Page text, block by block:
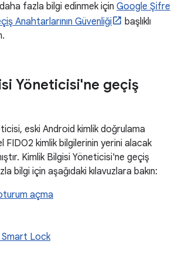
fazla bilgi edinmek için Google Şifre
Anahtarlarının Güvenliği
başlıklı
Yöneticisi'ne geçiş
eski Android kimlik doğrulama
FIDO2 kimlik bilgilerinin yerini alacak
Kimlik Bilgisi Yöneticisi'ne geçiş
bilgi için aşağıdaki kılavuzlara bakın:
açma
Lock